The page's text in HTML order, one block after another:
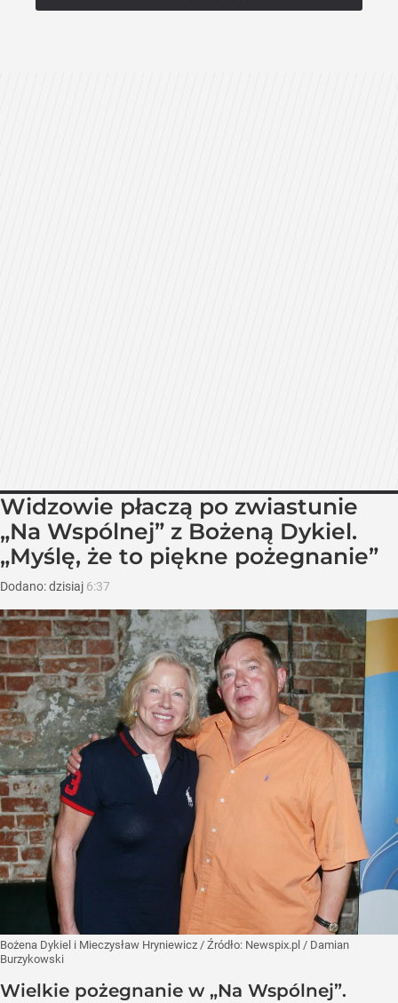
Widzowie płaczą po zwiastunie
„Na Wspólnej” z Bożeną Dykiel.
„Myślę, że to piękne pożegnanie”
Dodano:dzisiaj 6:37
Bożena Dykiel i Mieczysław Hryniewicz / Źródło: Newspix.pl / Damian
Burzykowski
Wielkie pożegnanie w „Na Wspólnej”.